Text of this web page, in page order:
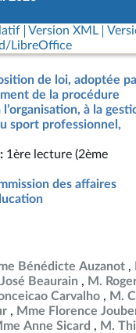
Version XML
LibreOffice
de loi, adoptée
de la procédure
à la
sport professionnel,
1ère lecture (2ème
des affaires
Bénédicte Auzanot
Beaurain M.
Carvalho
M.
Mme Florence
Anne Sicard M.